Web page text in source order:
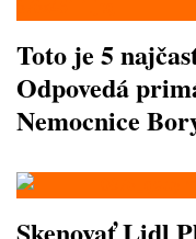
Toto je 5
Odpovedá
Nemocnice